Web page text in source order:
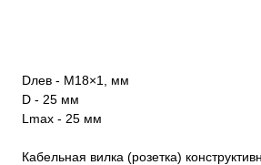
Dлев - М18×1, мм
D - 25 мм
Lmax - 25 мм
Кабельная вилка (розетка)